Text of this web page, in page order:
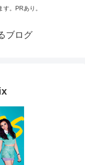
。PRあり。
ブログ